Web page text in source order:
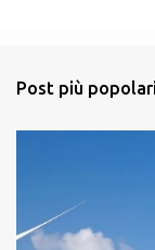
i
Post più popolari